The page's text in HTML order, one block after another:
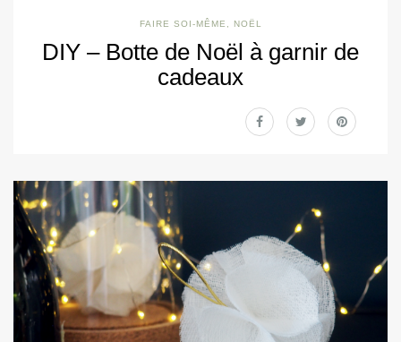
FAIRE SOI-MÊME NOËL
DIY – Botte de Noël à garnir de
cadeaux